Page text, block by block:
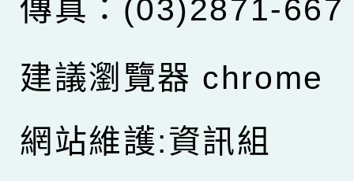
傳真：(03)2871-667
建議瀏覽器 chrome
網站維護:資訊組